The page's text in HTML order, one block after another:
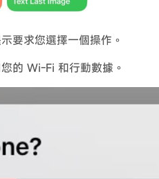
要求您選擇一個操作。
的 Wi-Fi 和行動數據。